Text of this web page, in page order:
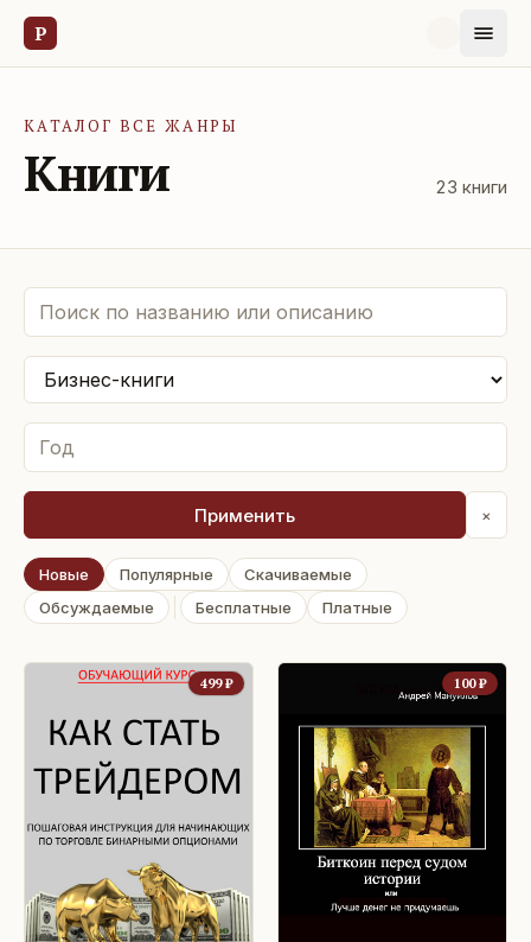
Р
КАТАЛОГ ВСЕ ЖАНРЫ
Книги 23 книги
Применить ×
Новые Популярные
Скачиваемые
Обсуждаемые
Бесплатные Платные
499₽ 100₽